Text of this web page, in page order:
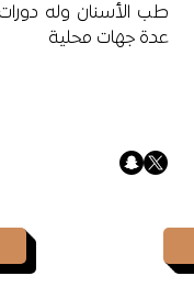
طب الأسنان وله
عدة جهات محلية